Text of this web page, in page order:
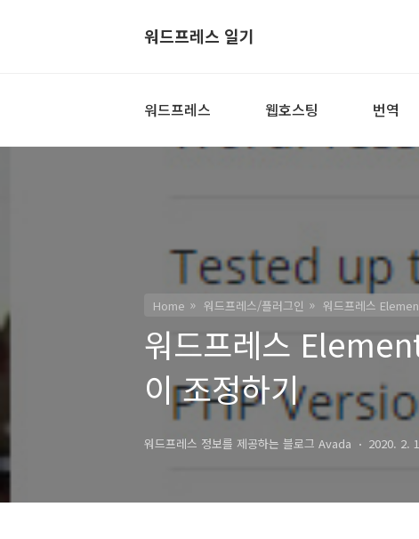
워드프레스 일기
워드프레스 웹호스팅 번역
Home 워드프레스/플러그인 워드프레스
워드프레스
이 조정하기
워드프레스 정보를 제공하는 블로그 Avada 2020. 2.